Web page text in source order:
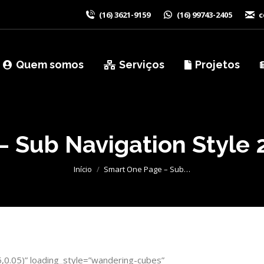
(16) 3621-9159 (16) 99743-2405
Quem somos Serviços Projetos
Sub Navigation Style
Você está aqui:
Início Smart One Page – Sub…
loading_style=”wandering-cubes”